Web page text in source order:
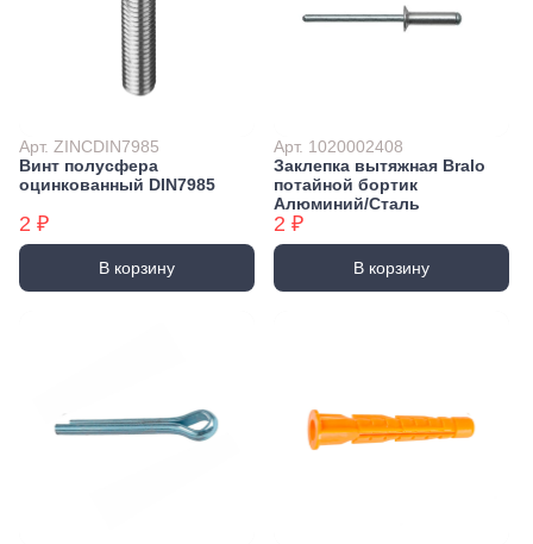
Арт. ZINCDIN7985
Винт полусфера
оцинкованный DIN7985
2 ₽
В корзину
Арт. 1020002408
Заклепка вытяжная Bralo
потайной бортик
Алюминий/Сталь
2 ₽
В корзину